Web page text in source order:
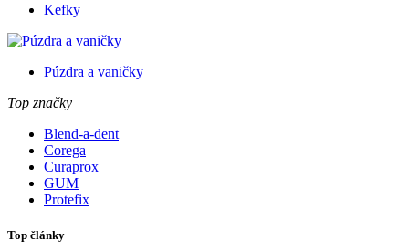
Kefky
Púzdra a vaničky
Top značky
Blend-a-dent
Corega
Curaprox
GUM
Protefix
Top články